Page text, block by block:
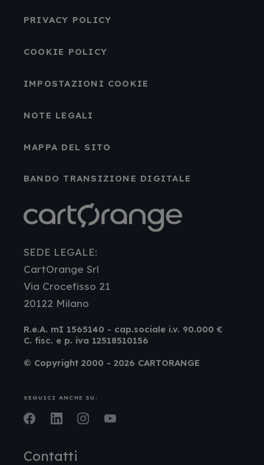
PRIVACY POLICY
COOKIE POLICY
IMPOSTAZIONI COOKIE
NOTE LEGALI
MAPPA DEL SITO
BANDO TRANSIZIONE DIGITALE
SEDE LEGALE:
CartOrange Srl
Via Crocefisso 21
20122 Milano
R.e.A. mI 1565140 - cap.sociale i.v. 90.000 €
C. fisc. e p. iva 12518510156
© Copyright 2000 - 2026 CARTORANGE
SEGUICI ANCHE SU:
Facebook
LinkedInInstagram
Contatti